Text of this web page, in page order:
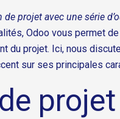
projet avec une série
Odoo vous permet
du projet. Ici, nous
sur ses principales
projet